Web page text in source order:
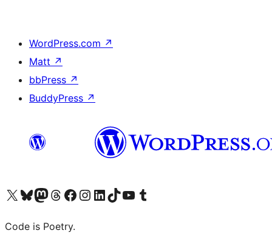
WordPress.com ↗
Matt ↗
bbPress ↗
BuddyPress ↗
Visit our X (formerly Twitter) account
ഞങ്ങളുടെ ബ്ലൂസ്കൈ അക്കൗണ്ട് സന്ദർശിക്കുക
Visit our Mastodon account
ഞങ്ങളുടെ ത്രെഡ്സ് അക്കൗണ്ട് സന്ദർശിക്കുക
Visit our Facebook page
Visit our Instagram account
Visit our LinkedIn account
ഞങ്ങളുടെ ടിക് ടോക് അക്കൗണ്ട് സന്ദർശിക്കുക
Visit our YouTube channel
ഞങ്ങളുടെ ടംബ്ലർ അക്കൗണ്ട് സന്ദർശിക്കുക
Code is Poetry.